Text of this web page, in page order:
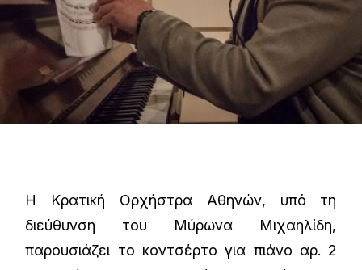
Η Κρατική Ορχήστρα Αθηνών, υπό τη
διεύθυνση του Μύρωνα Μιχαηλίδη,
παρουσιάζει το κοντσέρτο για πιάνο αρ. 2